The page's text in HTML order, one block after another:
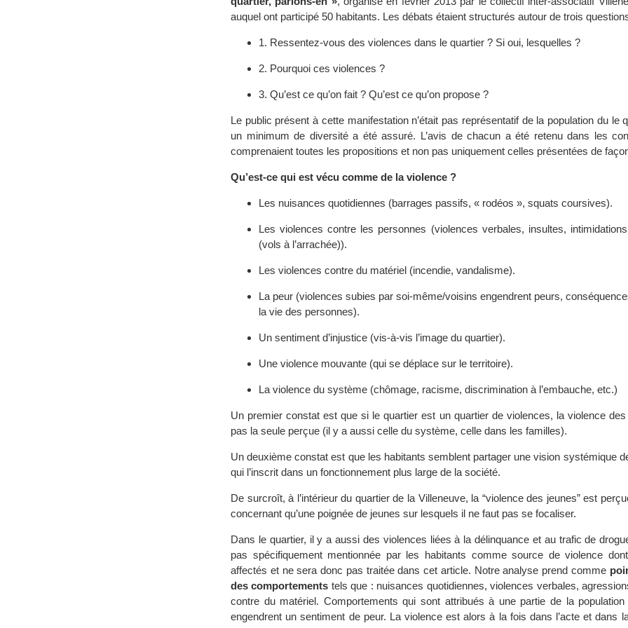
auquel ont participé 50 habitants. Les débats étaient structurés autour de trois
1. Ressentez-vous des violences dans le quartier ? Si oui, lesquelles ?
2. Pourquoi ces violences ?
3. Qu’est ce qu’on fait ? Qu’est ce qu’on propose ?
Le public présent à cette manifestation n’était pas représentatif de la population du le
un minimum de diversité a été assuré. L’avis de chacun a été retenu dans les
comprenaient toutes les propositions et non pas uniquement celles présentées de
Qu’est-ce qui est vécu comme de la violence ?
Les nuisances quotidiennes (barrages passifs, « rodéos », squats coursives).
Les violences contre les personnes (violences verbales, insultes,
(vols à l’arrachée)).
Les violences contre du matériel (incendie, vandalisme).
La peur (violences subies par soi-même/voisins engendrent peurs,
la vie des personnes).
Un sentiment d’injustice (vis-à-vis l’image du quartier).
Une violence mouvante (qui se déplace sur le territoire).
La violence du système (chômage, racisme, discrimination à l’embauche, etc.)
Un premier constat est que si le quartier est un quartier de violences, la violence des
pas la seule perçue (il y a aussi celle du système, celle dans les familles).
Un deuxième constat est que les habitants semblent partager une vision systémique
qui l’inscrit dans un fonctionnement plus large de la société.
De surcroît, à l’intérieur du quartier de la Villeneuve, la “violence des jeunes” est
concernant qu’une poignée de jeunes sur lesquels il ne faut pas se focaliser.
Dans le quartier, il y a aussi des violences liées à la délinquance et au trafic de
pas spécifiquement mentionnée par les habitants comme source de violence
affectés et ne sera donc pas traitée dans cet article. Notre analyse prend comme
des comportements tels que : nuisances quotidiennes, violences verbales,
contre du matériel. Comportements qui sont attribués à une partie de la
engendrent un sentiment de peur. La violence est alors à la fois dans l’acte et dans